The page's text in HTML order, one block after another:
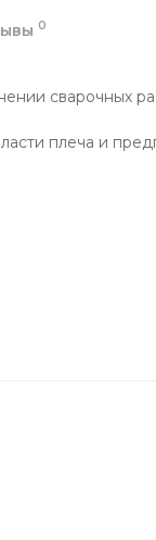
0
сварочных
плеча и